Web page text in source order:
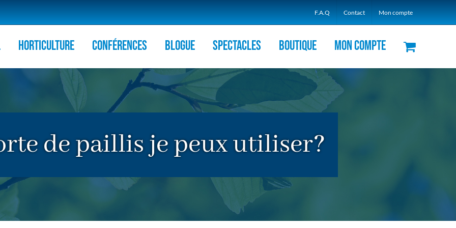
F.A.Q Contact Mon compte
HORTICULTURE Conférences Blogue Spectacles Boutique Mon compte
de paillis je peux utiliser?